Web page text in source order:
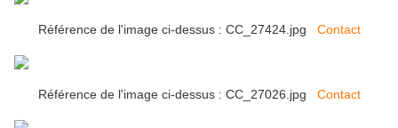
Référence de l'image ci-dessus : CC_27424.jpg Contact
Référence de l'image ci-dessus : CC_27026.jpg Contact